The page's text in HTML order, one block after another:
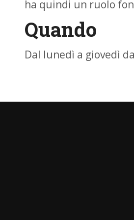
ha quindi un ruolo
Quando
Dal lunedì a giovedì